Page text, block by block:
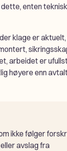
enten
klage er
arbeidet er
høyere enn
ikke følger
avslag fra